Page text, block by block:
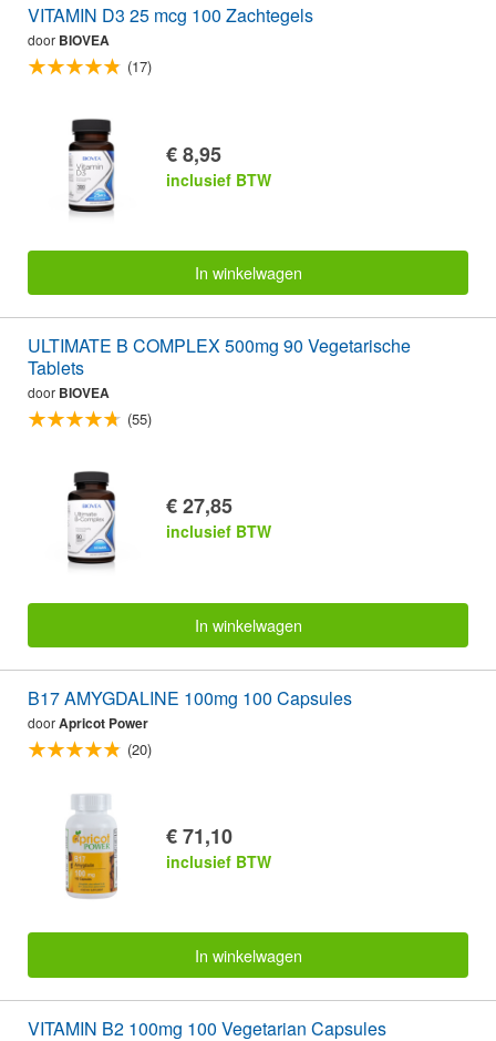
VITAMIN D3 25 mcg 100 Zachtegels
door BIOVEA
(17)
€ 8,95
inclusief BTW
In winkelwagen
ULTIMATE B COMPLEX 500mg 90 Vegetarische
Tablets
door BIOVEA
(55)
€ 27,85
inclusief BTW
In winkelwagen
B17 AMYGDALINE 100mg 100 Capsules
doorApricot Power
(20)
€ 71,10
inclusief BTW
In winkelwagen
VITAMIN B2 100mg 100 Vegetarian Capsules